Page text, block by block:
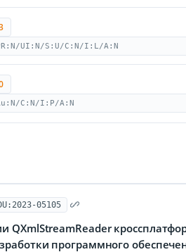
UI:N/S:U/C:N/I:L/A:N
C:N/I:P/A:N
05105
QXmlStreamReader
программного